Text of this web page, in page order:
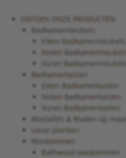
ONTDEK ONZE PRODUCTEN
Badkamermeubels
Eiken Badkamermeubels
Noten Badkamermeubels
Vuren Badkamermeubels
Badkamerkasten
Eiken Badkamerkasten
Noten Badkamerkasten
Vuren Badkamerkasten
Wastafels & Bladen op maat
Losse planken
Waskommen
Bathwood waskommen